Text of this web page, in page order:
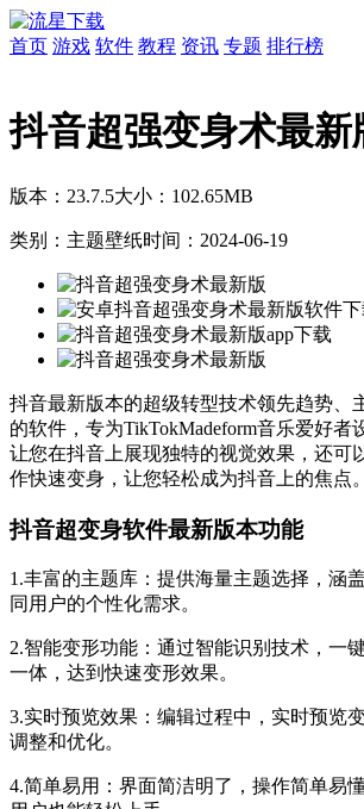
首页 游戏 软件 教程 资讯 专题 排行榜
抖音超强变身术最新
版本：23.7.5大小：102.65MB
类别：主题壁纸时间：2024-06-19
抖音最新版本的超级 转型技术领先 趋势、
的软件，专为TikTokMadeform音乐爱好者
让您在抖音上展现独特的视觉效果，还可
作快速变身，让您轻松成为抖音上的焦点
抖音超变身软件最新版本功能
1.丰富的主题库：提供海量主题选择，涵
同用户的个性化需求。
智能变形功能：通过智能识别技术，一
一体，达到快速变形效果。
3.实时预览效果：编辑过程中，实时预览
调整和优化。
4.简单易用：界面简洁明了，操作简单易
用户也能轻松上手。